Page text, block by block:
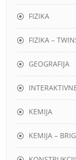
FIZIKA
FIZIKA –
GEOGRAFIJA
KEMIJA
KEMIJA –